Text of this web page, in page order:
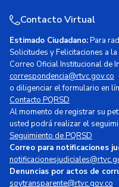
Contacto Virtual
Estimado Ciudadano:Para
Solicitudes y Felicitaciones a
Correo Oficial Institucional de
correspondencia@rtvc.gov.co
o diligenciar el formulario en
Contacto PQRSD
Al momento de registrar su
usted podrá realizar el
Seguimiento de PQRSD
Correo para notificaciones
Denuncias por actos de
soytransparente@rtvc.gov.co